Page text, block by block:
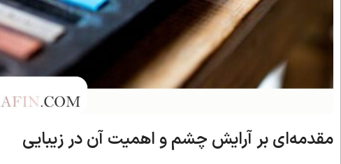
مقدمه‌ای بر آرایش چشم و اهمیت آن در زیبایی